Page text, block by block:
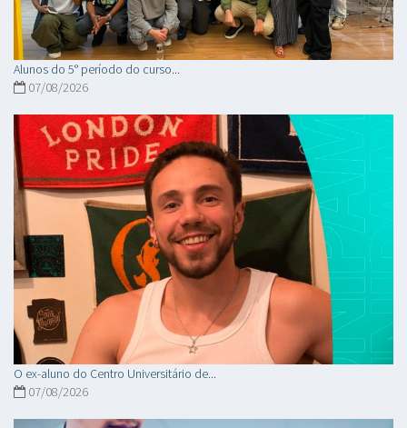
Alunos do 5° período do curso...
07/08/2026
O ex-aluno do Centro Universitário de...
07/08/2026